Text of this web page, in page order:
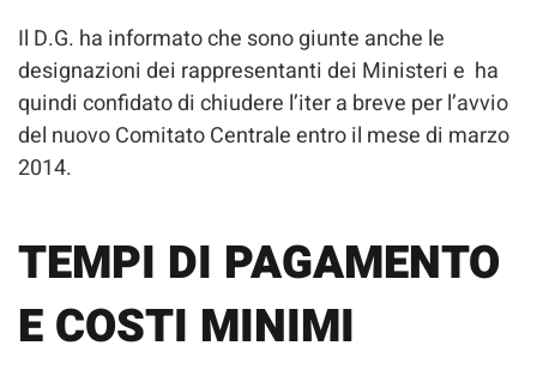
Il D.G. ha informato che sono giunte anche le
designazioni dei rappresentanti dei Ministeri e ha
quindi confidato di chiudere l’iter a breve per l’avvio
del nuovo Comitato Centrale entro il mese di marzo
2014.
TEMPI DI PAGAMENTO
E COSTI MINIMI